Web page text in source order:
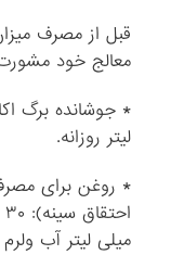
قبل از مصرف
معالج خود
لیتر روزانه.
* روغن برای
میلی لیتر آب